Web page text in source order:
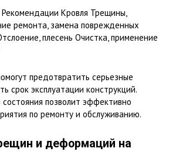
Кровля Трещины,
ремонта, замена поврежденных
плесень Очистка, применение
предотвратить серьезные
срок эксплуатации конструкций.
позволит эффективно
по ремонту и обслуживанию.
и деформаций на